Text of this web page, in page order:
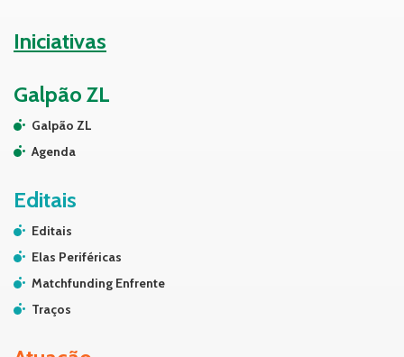
Iniciativas
Galpão ZL
Galpão ZL
Agenda
Editais
Editais
Elas Periféricas
Matchfunding Enfrente
Traços